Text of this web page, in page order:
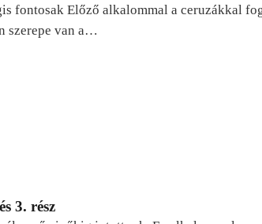
fontosak Előző alkalommal a ceruzákkal
szerepe van a…
3. rész